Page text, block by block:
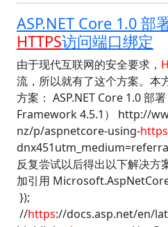
ASP.NET Core 1.0 部
HTTPS访问端口绑定
由于现代互联网的安全要求，
流，所以就有了这个方案。本
方案： ASP.NET Core 1.0 部署
Framework 4.5.1） http://
nz/p/aspnetcore-using-https
反复尝试以后得出以下解决
加引用
});
//https://docs.asp.net/en/